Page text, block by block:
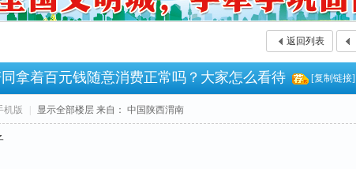
返回列表
拿着百元钱随意消费正常吗？大家怎么看待 [复制链接]
机版 显示全部楼层 来自： 中国陕西渭南